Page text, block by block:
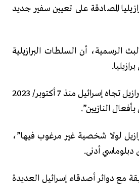
المصادقة على تعيين سفير جديد
الرسمية، أن السلطات البرازيلية
وقالت الوزارة، إن “النهج النقدي والعدائي الذي أبدته البرازيل تجاه إسرائيل منذ 7 أكتوبر/ 2023
النازيين”.
لولا شخصية غير مرغوب فيها”،
دبلوماسي أدنى.
مع دوائر أصدقاء إسرائيل العديدة